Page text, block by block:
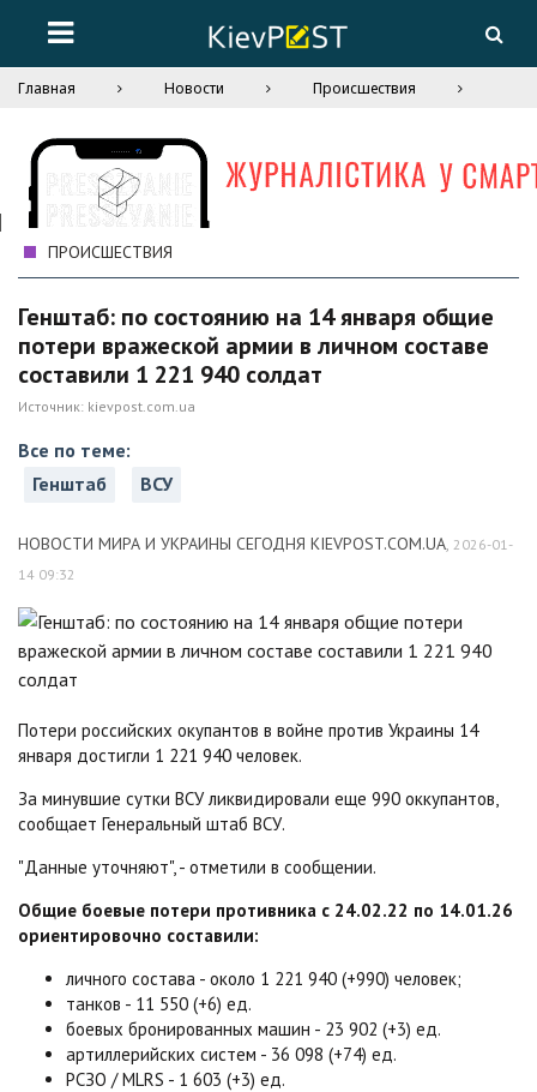
Главная Новости Происшествия
ПРОИСШЕСТВИЯ
Генштаб: по состоянию на 14 января общие
потери вражеской армии в личном составе
составили 1 221 940 солдат
Источник: kievpost.com.ua
Все по теме:
Генштаб
ВСУ
НОВОСТИ МИРА И УКРАИНЫ СЕГОДНЯ KIEVPOST.COM.UA, 2026-01-
14 09:32
Потери российских окупантов в войне против Украины 14
января достигли 1 221 940 человек.
За минувшие сутки ВСУ ликвидировали еще 990 оккупантов,
сообщает Генеральный штаб ВСУ.
"Данные уточняют", - отметили в сообщении.
Общие боевые потери противника с 24.02.22 по 14.01.26
ориентировочно составили:
личного состава - около 1 221 940 (+990) человек;
танков - 11 550 (+6) ед.
боевых бронированных машин - 23 902 (+3) ед.
артиллерийских систем - 36 098 (+74) ед.
РСЗО / MLRS - 1 603 (+3) ед.